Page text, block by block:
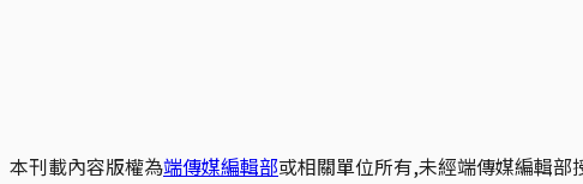
本刊載內容版權為端傳媒編輯部或相關單位所有,未經端傳媒編輯部